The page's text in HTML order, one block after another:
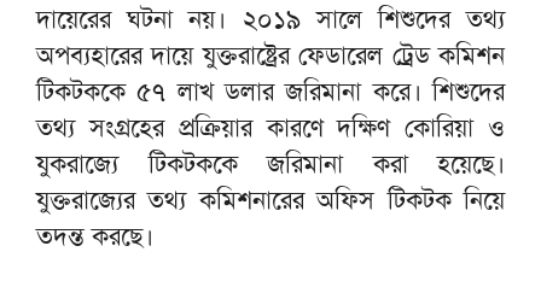
দায়েরের ঘটনা নয়। ২০১৯ সালে শিশুদের তথ্য
অপব্যহারের দায়ে যুক্তরাষ্ট্রের ফেডারেল ট্রেড কমিশন
টিকটককে ৫৭ লাখ ডলার জরিমানা করে। শিশুদের
তথ্য সংগ্রহের প্রক্রিয়ার কারণে দক্ষিণ কোরিয়া ও
যুকরাজ্যে টিকটককে জরিমানা করা হয়েছে।
যুক্তরাজ্যের তথ্য কমিশনারের অফিস টিকটক নিয়ে
তদন্ত করছে।